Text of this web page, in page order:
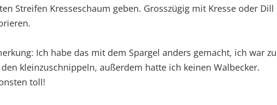
Streifen Kresseschaum geben. Grosszügig mit Kresse oder Dill
Ich habe das mit dem Spargel anders gemacht, ich war zu
kleinzuschnippeln, außerdem hatte ich keinen Walbecker.
toll!